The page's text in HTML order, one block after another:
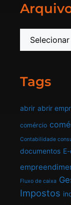
Tags
abrir abrir
comércio
Contabilidade
documentos
Fluxo de caixa
Impostos